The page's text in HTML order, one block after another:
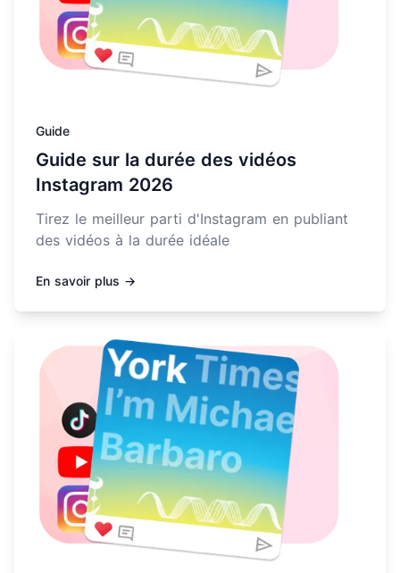
Guide
Guide sur la durée des vidéos
Instagram 2026
Tirez le meilleur parti d'Instagram en publiant
des vidéos à la durée idéale
En savoir plus →
En savoir plus sur Comment créer un visuel de